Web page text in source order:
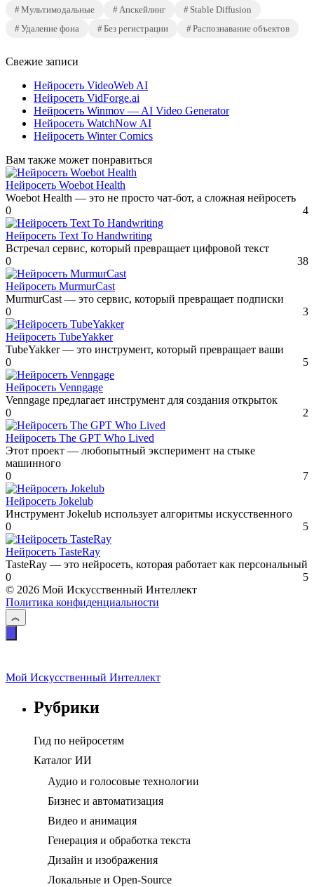
Мультимодальные
Апскейлинг
Stable Diffusion
Удаление фона
Без регистрации Распознавание объектов
Свежие записи
Нейросеть VideoWeb AI
Нейросеть VidForge.ai
Нейросеть Winmov — AI Video Generator
Нейросеть WatchNow AI
Нейросеть Winter Comics
Вам также может понравиться
Нейросеть Woebot Health
Woebot Health — это не просто чат-бот, а сложная нейросеть
0
4
Нейросеть Text To Handwriting
Встречал сервис, который превращает цифровой текст
0
38
Нейросеть MurmurCast
MurmurCast — это сервис, который превращает подписки
0
3
Нейросеть TubeYakker
TubeYakker — это инструмент, который превращает ваши
0
5
Нейросеть Venngage
Venngage предлагает инструмент для создания открыток
0
2
Нейросеть The GPT Who Lived
Этот проект — любопытный эксперимент на стыке
машинного
0
7
Нейросеть Jokelub
Инструмент Jokelub использует алгоритмы искусственного
0
5
Нейросеть TasteRay
TasteRay — это нейросеть, которая работает как персональный
0
5
© 2026 Мой Искусственный Интеллект
Политика конфиденциальности
Мой Искусственный Интеллект
Рубрики
Гид по нейросетям
Каталог ИИ
Аудио и голосовые технологии
Бизнес и автоматизация
Видео и анимация
Генерация и обработка текста
Дизайн и изображения
Локальные и Open-Source